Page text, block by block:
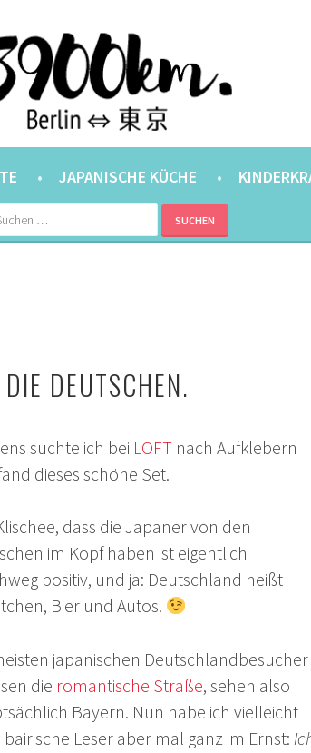
JAPANISCHE KÜCHE
DEUTSCHEN.
suchte ich bei LOFT nach Aufklebern
dieses schöne Set.
dass die Japaner von den
im Kopf haben ist eigentlich
positiv, und ja: Deutschland heißt
Bier und Autos.
japanischen Deutschlandbesucher
die romantische Straße, sehen also
Bayern. Nun habe ich vielleicht
Leser aber mal ganz im Ernst: